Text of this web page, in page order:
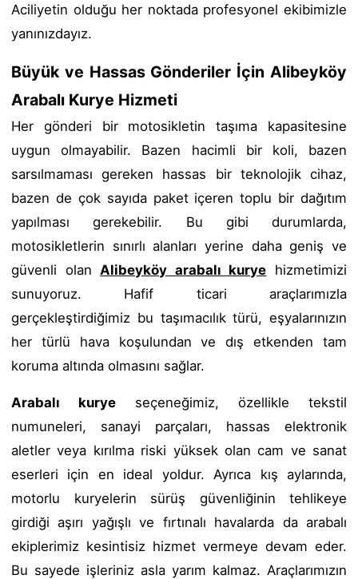
Aciliyetin olduğu her noktada profesyonel ekibimizle
yanınızdayız.
Büyük ve Hassas Gönderiler İçin Alibeyköy
Arabalı Kurye Hizmeti
Her gönderi bir motosikletin taşıma kapasitesine
uygun olmayabilir. Bazen hacimli bir koli, bazen
sarsılmaması gereken hassas bir teknolojik cihaz,
bazen de çok sayıda paket içeren toplu bir dağıtım
yapılması gerekebilir. Bu gibi durumlarda,
motosikletlerin sınırlı alanları yerine daha geniş ve
güvenli olanAlibeyköy arabalı kurye hizmetimizi
sunuyoruz. Hafif ticari araçlarımızla
gerçekleştirdiğimiz bu taşımacılık türü, eşyalarınızın
her türlü hava koşulundan ve dış etkenden tam
koruma altında olmasını sağlar.
Arabalı kurye seçeneğimiz, özellikle tekstil
numuneleri, sanayi parçaları, hassas elektronik
aletler veya kırılma riski yüksek olan cam ve sanat
eserleri için en ideal yoldur. Ayrıca kış aylarında,
motorlu kuryelerin sürüş güvenliğinin tehlikeye
girdiği aşırı yağışlı ve fırtınalı havalarda da arabalı
ekiplerimiz kesintisiz hizmet vermeye devam eder.
Bu sayede işleriniz asla yarım kalmaz. Araçlarımızın